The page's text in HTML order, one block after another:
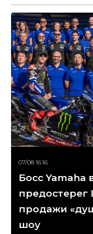
07/08 16:16
Босс Yamaha
предостерег
продажи
шоу